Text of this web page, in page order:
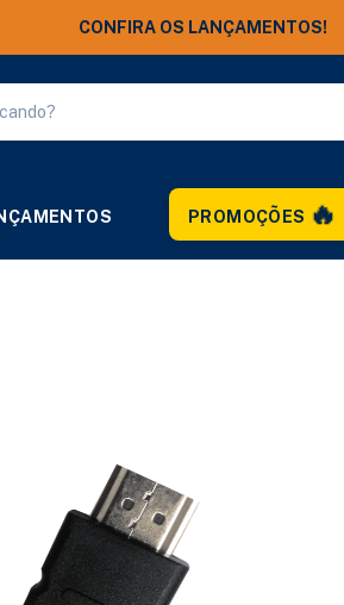
FRETE GRÁTIS ACIMA DE R$ 250,00
PROMOÇÕES